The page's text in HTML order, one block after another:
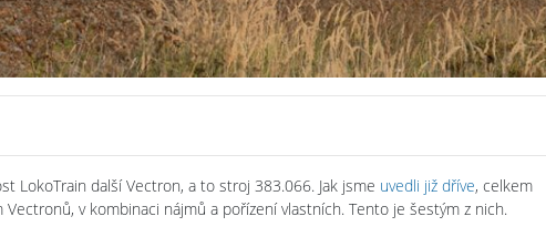
LokoTrain další Vectron, a to stroj 383.066. Jak jsme uvedli již dříve, celkem
v kombinaci nájmů a pořízení vlastních. Tento je šestým z nich.